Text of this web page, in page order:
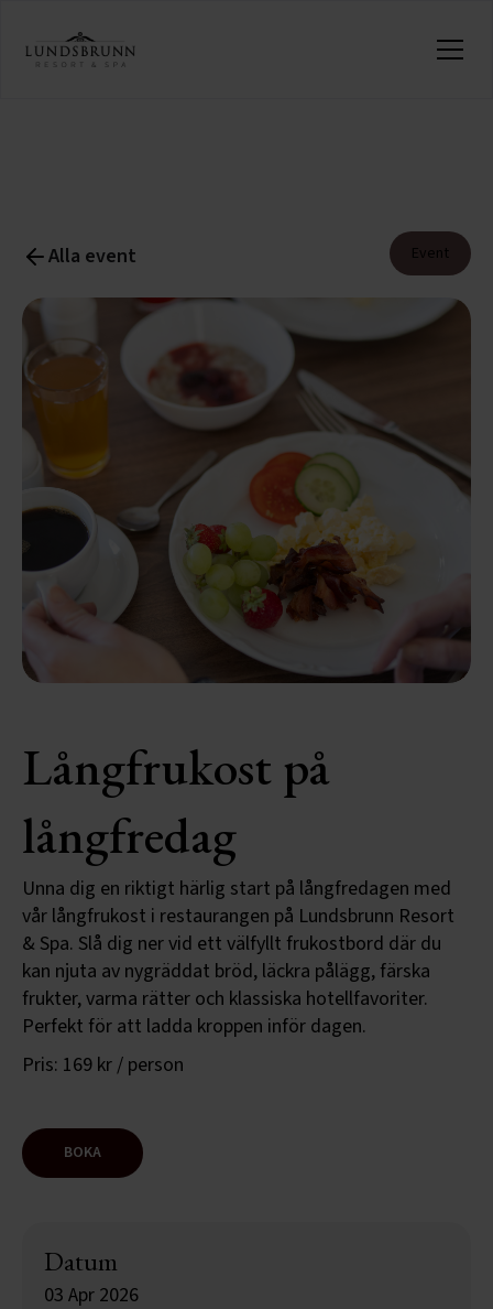
Alla event Event
Långfrukost på
långfredag
Unna dig en riktigt härlig start på långfredagen med
vår långfrukost i restaurangen på Lundsbrunn Resort
& Spa. Slå dig ner vid ett välfyllt frukostbord där du
kan njuta av nygräddat bröd, läckra pålägg, färska
frukter, varma rätter och klassiska hotellfavoriter.
Perfekt för att ladda kroppen inför dagen.
Pris: 169 kr / person
BOKA
Datum
03 Apr 2026